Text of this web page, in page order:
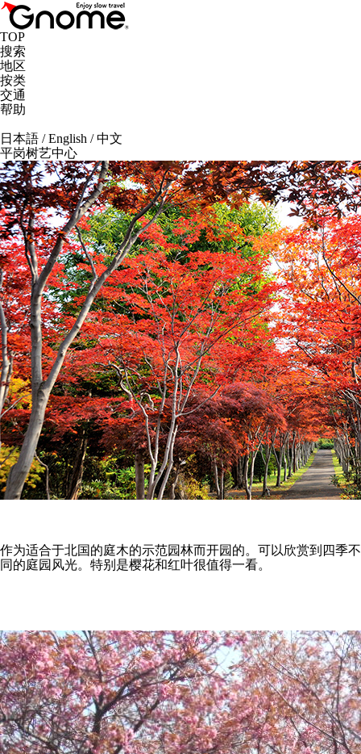
TOP
搜索
地区
按类
交通
帮助
日本語 /English /中文
平岗树艺中心
作为适合于北国的庭木的示范园林而开园的。可以欣赏到四季不
同的庭园风光。特别是樱花和红叶很值得一看。